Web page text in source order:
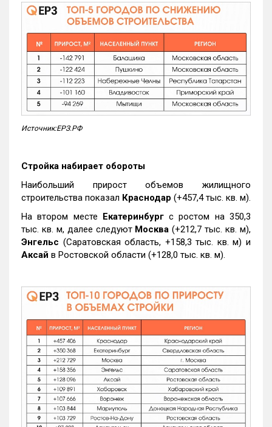
Источник:ЕРЗ.РФ
Стройка набирает обороты
Наибольший прирост объемов жилищного
строительства показал Краснодар (+457,4 тыс. кв. м).
На втором месте Екатеринбургс ростом на 350,3
тыс. кв. м, далее следуют Москва (+212,7 тыс. кв. м),
Энгельс (Саратовская область, +158,3 тыс. кв. м) и
Аксай в Ростовской области (+128,0 тыс. кв. м).